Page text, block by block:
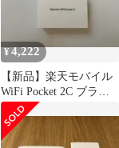
¥4,222
【新品】楽天モバイル
WiFi Pocket 2C ブラッ
ク SIMフリー